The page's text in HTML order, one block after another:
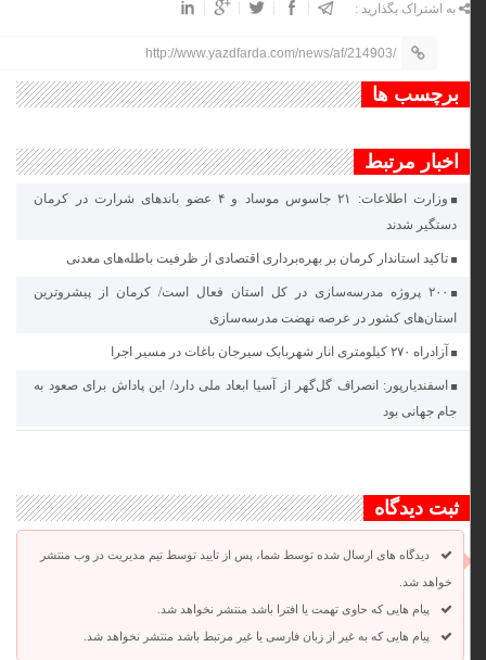
به اشتراک بگذارید :
http://www.yazdfarda.com/news/af/214903/
برچسب ها
اخبار مرتبط
وزارت اطلاعات: ۲۱ جاسوس موساد و ۴ عضو باندهای شرارت در کرمان
دستگیر شدند
تاکید استاندار کرمان بر بهره‌برداری اقتصادی از ظرفیت باطله‌های معدنی
۲۰۰ پروژه مدرسه‌سازی در کل استان فعال است/ کرمان از پیشروترین
استان‌های کشور در عرصه نهضت مدرسه‌سازی
آزادراه ۲۷۰ کیلومتری انار شهربابک سیرجان باغات در مسیر اجرا
اسفندیارپور: انصراف گل‌گهر از آسیا ابعاد ملی دارد/ این پاداش برای صعود به
جام جهانی بود
ثبت دیدگاه
دیدگاه های ارسال شده توسط شما، پس از تایید توسط تیم مدیریت در وب منتشر
خواهد شد.
پیام هایی که حاوی تهمت یا افترا باشد منتشر نخواهد شد.
پیام هایی که به غیر از زبان فارسی یا غیر مرتبط باشد منتشر نخواهد شد.